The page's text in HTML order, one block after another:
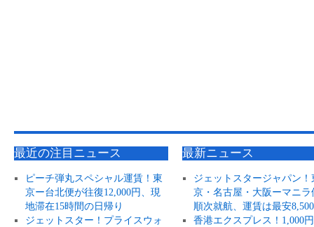
最近の注目ニュース
ピーチ弾丸スペシャル運賃！東
京ー台北便が往復12,000円、現
地滞在15時間の日帰り
ジェットスター！プライスウォ
最新ニュース
ジェットスタージャパン！
京・名古屋・大阪ーマニラ
順次就航、運賃は最安
香港エクスプレス！1,000